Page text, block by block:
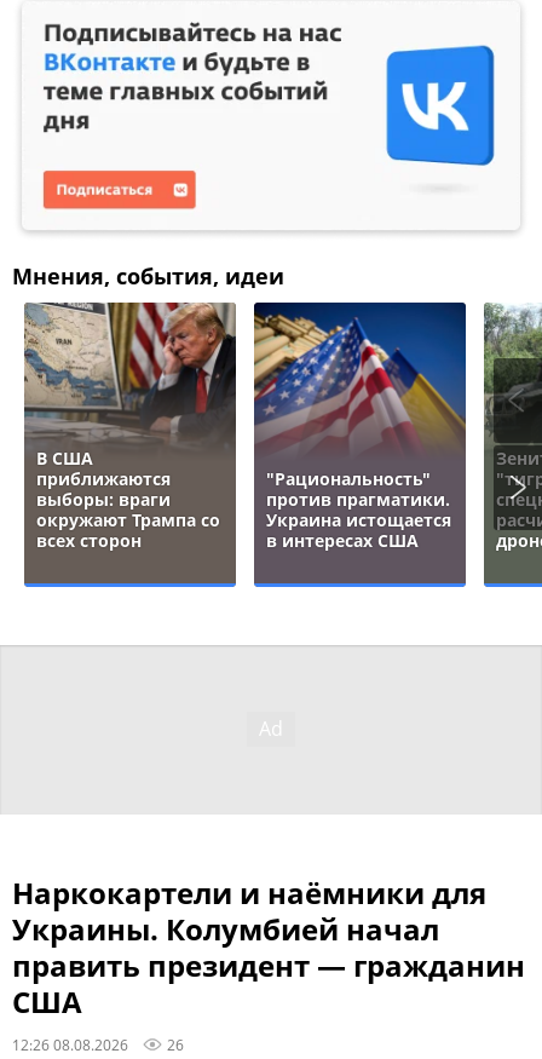
Мнения, события, идеи
В США
приближаются
выборы: враги
окружают Трампа со
всех сторон
"Рациональность"
против прагматики.
Украина истощается
в интересах США
Наркокартели и наёмники для
Украины. Колумбией начал
править президент — гражданин
США
12:26 08.08.2026 26